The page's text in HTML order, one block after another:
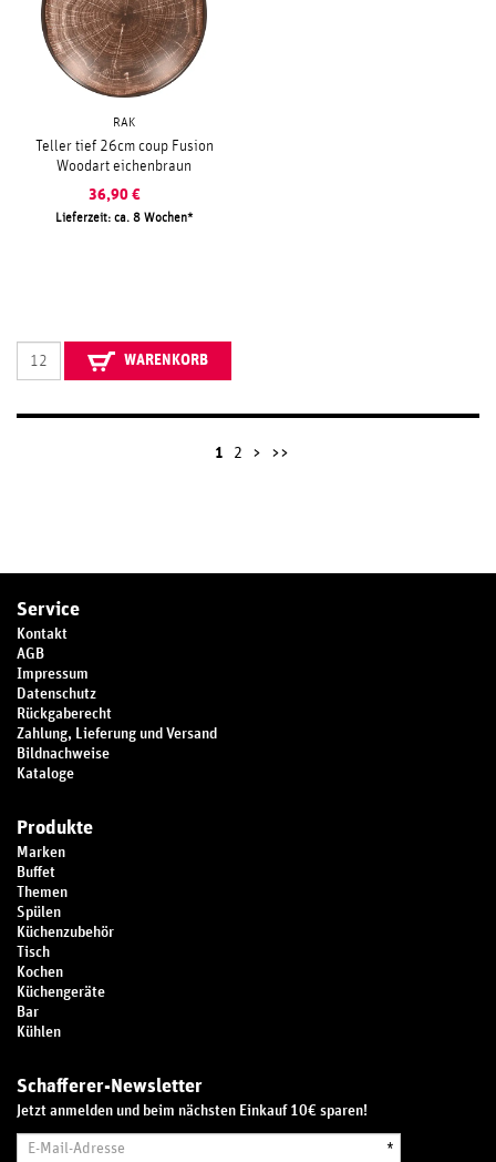
RAK
Teller tief 26cm coup Fusion
Woodart eichenbraun
36,90 €
Lieferzeit: ca. 8 Wochen
WARENKORB
1 2 > >>
Service
Kontakt
AGB
Impressum
Datenschutz
Rückgaberecht
Zahlung, Lieferung und Versand
Bildnachweise
Kataloge
Produkte
Marken
Buffet
Themen
Spülen
Küchenzubehör
Tisch
Kochen
Küchengeräte
Bar
Kühlen
Schafferer-Newsletter
Jetzt anmelden und beim nächsten Einkauf 10€ sparen!
*